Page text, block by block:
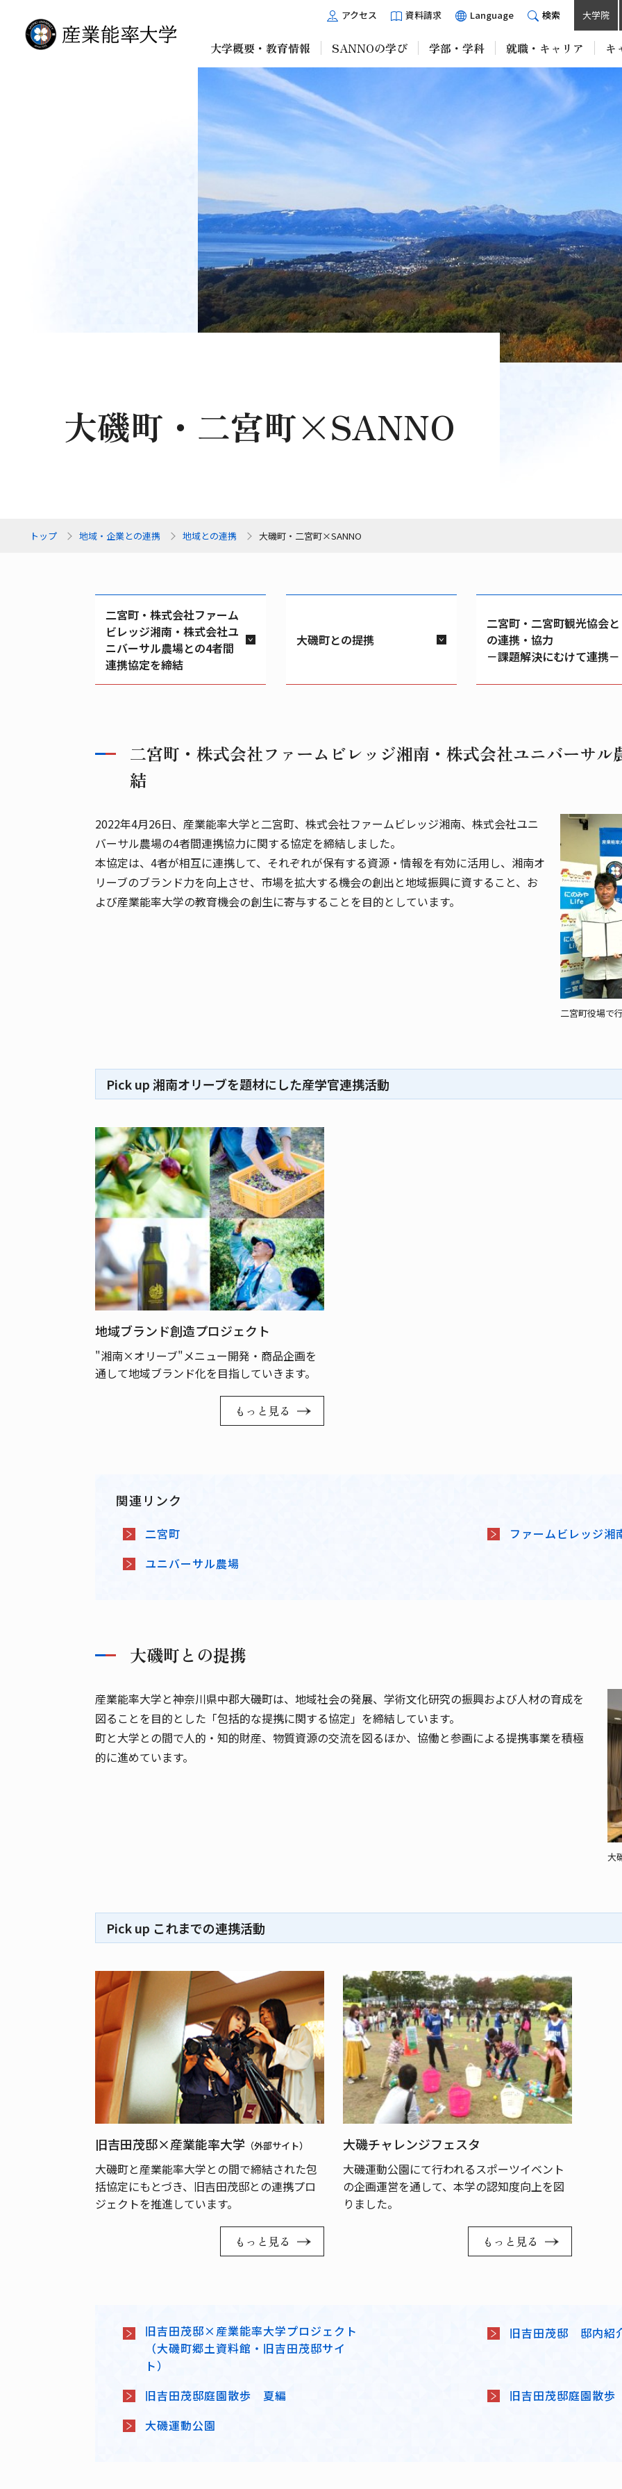
アクセス 資料請求 Language 検索 大学院
大学概要・教育情報 SANNOの学び 学部・学科 就職・キャリア キ
大磯町・二宮町×SANNO
トップ 地域・企業との連携 地域との連携 大磯町・二宮町×SANNO
二宮町・株式会社ファーム
ビレッジ湘南・株式会社ユ
ニバーサル農場との4者間
連携協定を締結
大磯町との提携
二宮町・二宮町観光協会と
の連携・協力
－課題解決にむけて連携－
二宮町・株式会社ファームビレッジ湘南・株式会社ユニバーサ
結
2022年4月26日、産業能率大学と二宮町、株式会社ファームビレッジ湘南、株式会社ユニ
バーサル農場の4者間連携協力に関する協定を締結しました。
本協定は、4者が相互に連携して、それぞれが保有する資源・情報を有効に活用し、湘南オ
リーブのブランド力を向上させ、市場を拡大する機会の創出と地域振興に資すること、お
よび産業能率大学の教育機会の創生に寄与することを目的としています。
二宮町役場で
Pick up 湘南オリーブを題材にした産学官連携活動
地域ブランド創造プロジェクト
"湘南×オリーブ"メニュー開発・商品企画を
通して地域ブランド化を目指していきます。
もっと見る
関連リンク
二宮町
ファームビレッジ湘
ユニバーサル農場
大磯町との提携
産業能率大学と神奈川県中郡大磯町は、地域社会の発展、学術文化研究の振興および人材の育成を
図ることを目的とした「包括的な提携に関する協定」を締結しています。
町と大学との間で人的・知的財産、物質資源の交流を図るほか、協働と参画による提携事業を積極
的に進めています。
大
Pick up これまでの連携活動
旧吉田茂邸×産業能率大学 （外部サイト）
大磯町と産業能率大学との間で締結された包
括協定にもとづき、旧吉田茂邸との連携プロ
ジェクトを推進しています。
もっと見る
大磯チャレンジフェスタ
大磯運動公園にて行われるスポーツイベント
の企画運営を通して、本学の認知度向上を図
りました。
もっと見る
旧吉田茂邸×産業能率大学プロジェクト
（大磯町郷土資料館・旧吉田茂邸サイ
ト）
旧吉田茂邸 邸内紹
旧吉田茂邸庭園散歩 夏編
旧吉田茂邸庭園散
大磯運動公園